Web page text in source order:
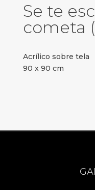
Se te
cometa
Acrílico sobre tela
90 x 90 cm